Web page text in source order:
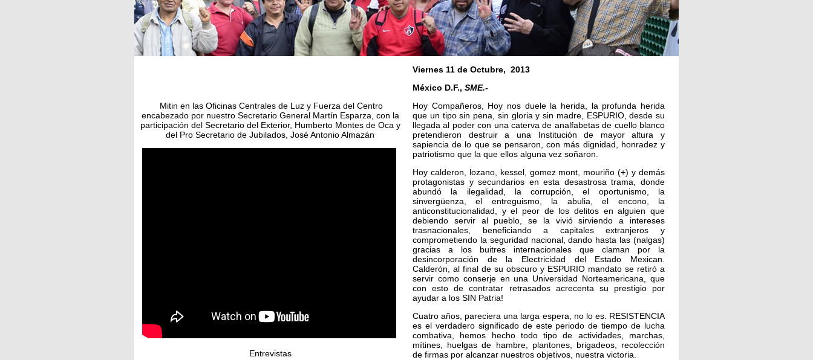
Mitin en las Oficinas Centrales de Luz y Fuerza del Centro
encabezado por nuestro Secretario General Martín Esparza, con la
participación del Secretario del Exterior, Humberto Montes de Oca y
del Pro Secretario de Jubilados, José Antonio Almazán
Entrevistas
Viernes 11 de Octubre, 2013
México D.F., SME.-
Hoy Compañeros, Hoy nos duele la herida, la profunda herida
que un tipo sin pena, sin gloria y sin madre, ESPURIO, desde su
llegada al poder con una caterva de analfabetas de cuello blanco
pretendieron destruir a una Institución de mayor altura y
sapiencia de lo que se pensaron, con más dignidad, honradez y
patriotismo que la que ellos alguna vez soñaron.
Hoy calderon, lozano, kessel, gomez mont, mouriño (+) y demás
protagonistas y secundarios en esta desastrosa trama, donde
abundó la ilegalidad, la corrupción, el oportunismo, la
sinvergüenza, el entreguismo, la abulia, el encono, la
anticonstitucionalidad, y el peor de los delitos en alguien que
debiendo servir al pueblo, se la vivió sirviendo a intereses
trasnacionales, beneficiando a capitales extranjeros y
comprometiendo la seguridad nacional, dando hasta las (nalgas)
gracias a los buitres internacionales que claman por la
desincorporación de la Electricidad del Estado Mexican.
Calderón, al final de su obscuro y ESPURIO mandato se retiró a
servir como conserje en una Universidad Norteamericana, que
con esto de contratar retrasados acrecenta su prestigio por
ayudar a los SIN Patria!
Cuatro años, pareciera una larga espera, no lo es. RESISTENCIA
es el verdadero significado de este periodo de tiempo de lucha
combativa, hemos hecho todo tipo de actividades, marchas,
mítines, huelgas de hambre, plantones, brigadeos, recolección
de firmas por alcanzar nuestros objetivos, nuestra victoria.